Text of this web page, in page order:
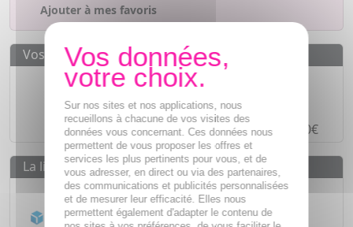
Ajouter à mes favoris
Vos avantages
Des prixIMBATTABLES
Paiement en ligneSÉCURISÉ
Paiement en4 fois sans fraisà partir de 30€
La livraison
Livraison gratuite dès55€
Acheminement Chronoposten 24h*
Sur nos sites et nos applications, nous
recueillons à chacune de vos visites des
données vous concernant. Ces données nous
permettent de vous proposer les offres et
services les plus pertinents pour vous, et de
vous adresser, en direct ou via des partenaires,
des communications et publicités personnalisées
et de mesurer leur efficacité. Elles nous
permettent également d'adapter le contenu de